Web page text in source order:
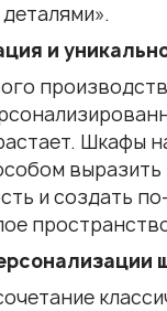
и
Шкафы
выразить
и создать